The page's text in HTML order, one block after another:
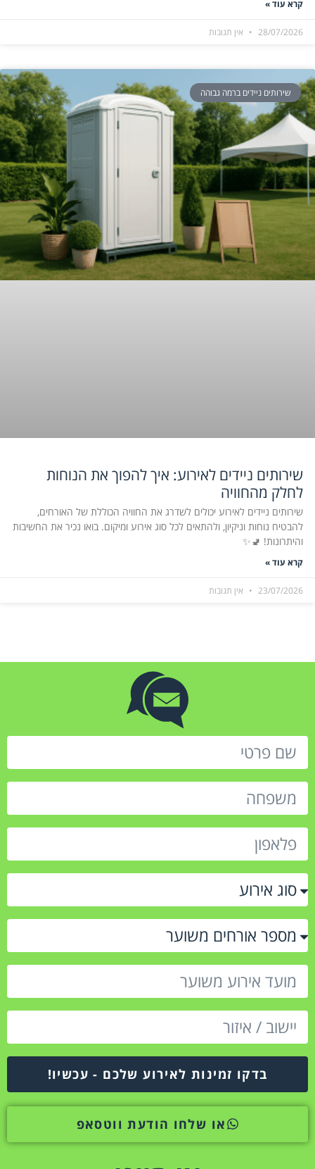
קרא עוד »
28/07/2026 אין תגובות
שירותים ניידים ברמה גבוהה
שירותים ניידים לאירוע: איך להפוך את הנוחות
לחלק מהחוויה
שירותים ניידים לאירוע יכולים לשדרג את החוויה הכוללת של האורחים,
להבטיח נוחות וניקיון, ולהתאים לכל סוג אירוע ומיקום. בואו נכיר את החשיבות
והיתרונות! 🚽✨
קרא עוד »
23/07/2026 אין תגובות
בדקו זמינות לאירוע שלכם - עכשיו!
או שלחו הודעת ווטסאפ